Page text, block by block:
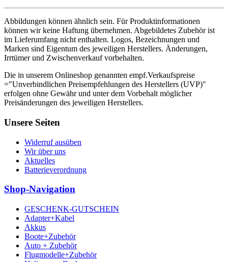
Abbildungen können ähnlich sein. Für Produktinformationen
können wir keine Haftung übernehmen. Abgebildetes Zubehör ist
im Lieferumfang nicht enthalten. Logos, Bezeichnungen und
Marken sind Eigentum des jeweiligen Herstellers. Änderungen,
Irrtümer und Zwischenverkauf vorbehalten.
Die in unserem Onlineshop genannten empf.Verkaufspreise
="Unverbindlichen Preisempfehlungen des Herstellers (UVP)"
erfolgen ohne Gewähr und unter dem Vorbehalt möglicher
Preisänderungen des jeweiligen Herstellers.
Unsere Seiten
Widerruf ausüben
Wir über uns
Aktuelles
Batterieverordnung
Shop-Navigation
GESCHENK-GUTSCHEIN
Adapter+Kabel
Akkus
Boote+Zubehör
Auto + Zubehör
Flugmodelle+Zubehör